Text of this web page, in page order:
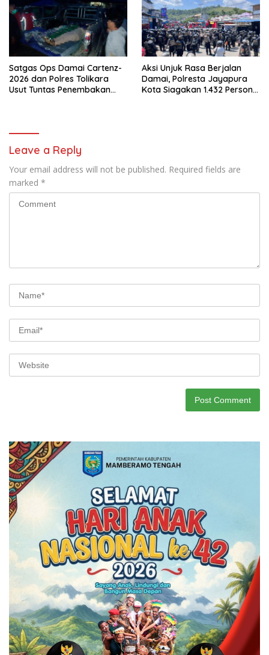
Satgas Ops Damai Cartenz-
2026 dan Polres Tolikara
Usut Tuntas Penembakan
Aksi Unjuk Rasa Berjalan
Damai, Polresta Jayapura
Kota Siagakan 1.432 Personel
Leave a Reply
Your email address will not be published. Required fields are
marked *